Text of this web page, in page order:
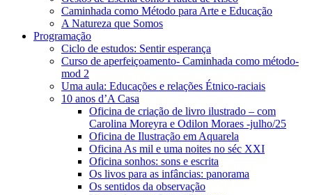
Caminhada como Método para Arte e Educação
A Natureza que Somos
Programação
Ciclo de estudos: Sentir esperança
Curso de aperfeiçoamento- Caminhada como método-
mod 2
Uma aula: Educações e relações Étnico-raciais
10 anos d’A Casa
Oficina de criação de livro ilustrado – com
Carolina Moreyra e Odilon Moraes -julho/25
Oficina de Ilustração em Aquarela
Oficina As mil e uma noites no séc XXI
Oficina sonhos: sons e escrita
Os livos para as infâncias: panorama
Os sentidos da observação